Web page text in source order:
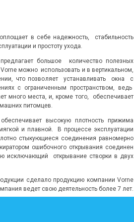
в себе надежность, стабильность
и простоту ухода.
большое количество полезных
можно использовать и в вертикальном,
что позволяет устанавливать окна с
с ограниченным пространством, ведь
много места, и, кроме того, обеспечивает
питомцев.
высокую плотность прижима
и плавной. В процессе эксплуатации
стыкующиеся соединения равномерно
ошибочного открывания соединен
исключающий открывание створки в двух
сделало продукцию компании Vorne
ведет свою деятельность более 7 лет.